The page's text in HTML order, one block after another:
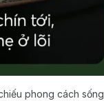
phong cách sống